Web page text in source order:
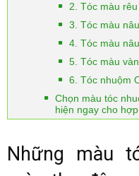
2. Tóc màu rêu
3. Tóc màu
4. Tóc màu
5. Tóc màu
6. Tóc nhuộm
Chọn màu tóc
hiện ngay cho
Những màu